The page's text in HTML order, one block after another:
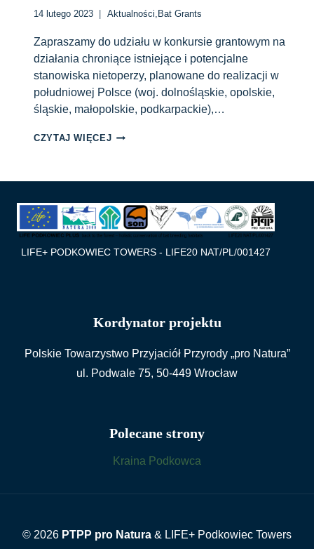
14 lutego 2023 Aktualności, Bat Grants
Zapraszamy do udziału w konkursie grantowym na
działania chroniące istniejące i potencjalne
stanowiska nietoperzy, planowane do realizacji w
południowej Polsce (woj. dolnośląskie, opolskie,
śląskie, małopolskie, podkarpackie),…
CZYTAJ WIĘCEJBAT
LIFE+ PODKOWIEC TOWERS - LIFE20 NAT/PL/001427
Kordynator projektu
Polskie Towarzystwo Przyjaciół Przyrody „pro Natura”
ul. Podwale 75, 50-449 Wrocław
Polecane strony
Kraina Podkowca
© 2026 PTPP pro Natura & LIFE+ Podkowiec Towers